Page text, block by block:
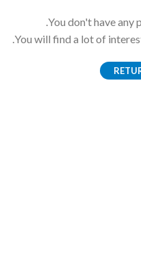
You don't have any
You will find a lot of